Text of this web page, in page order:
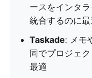
ースをインタ
統合するのに最
Taskade: メモ
同でプロジェ
最適